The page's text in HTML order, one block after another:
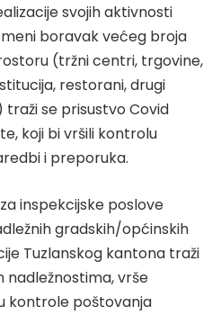
svojih aktivnosti
boravak većeg broja
(tržni centri, trgovine,
restorani, drugi
se prisustvo Covid
koji bi vršili kontrolu
i preporuka.
inspekcijske poslove
gradskih/općinskih
Tuzlanskog kantona traži
nadležnostima, vrše
kontrole poštovanja